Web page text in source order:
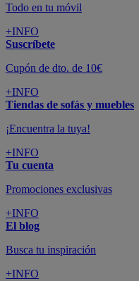
Todo en tu móvil
+INFO
Suscríbete
Cupón de dto. de 10€
+INFO
Tiendas de sofás y muebles
¡Encuentra la tuya!
+INFO
Tu cuenta
Promociones exclusivas
+INFO
El blog
Busca tu inspiración
+INFO